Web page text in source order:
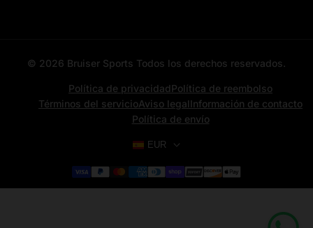
All categories
All products
Contacto
© 2026 Bruiser Sports Todos los derechos reservados.
Política de privacidadPolítica de reembolso
Términos del servicioAviso legalInformación de contacto
Política de envío
EUR